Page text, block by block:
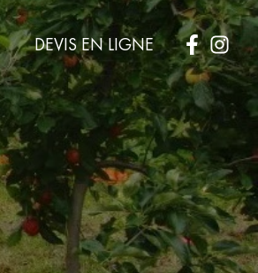
DEVIS EN LIGNE